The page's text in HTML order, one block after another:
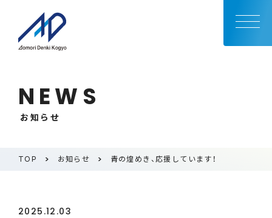
NEWS
お知らせ
TOP お知らせ 青の煌めき、応援しています！
2025.12.03